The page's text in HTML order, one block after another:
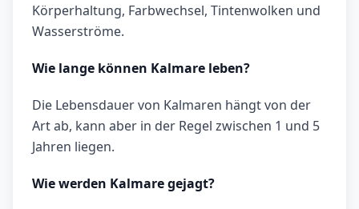
Körperhaltung, Farbwechsel, Tintenwolken und
Wasserströme.
Wie lange können Kalmare leben?
Die Lebensdauer von Kalmaren hängt von der
Art ab, kann aber in der Regel zwischen 1 und 5
Jahren liegen.
Wie werden Kalmare gejagt?